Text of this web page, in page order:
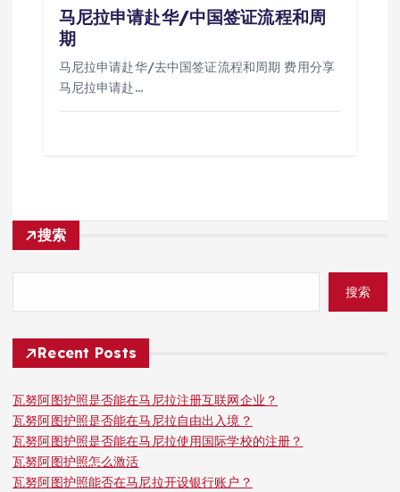
马尼拉申请赴华/中国签证流程和周
期
马尼拉申请赴华/去中国签证流程和周期 费用分享
马尼拉申请赴…
搜索
搜索
Recent Posts
瓦努阿图护照是否能在马尼拉注册互联网企业？
瓦努阿图护照是否能在马尼拉自由出入境？
瓦努阿图护照是否能在马尼拉使用国际学校的注册？
瓦努阿图护照怎么激活
瓦努阿图护照能否在马尼拉开设银行账户？